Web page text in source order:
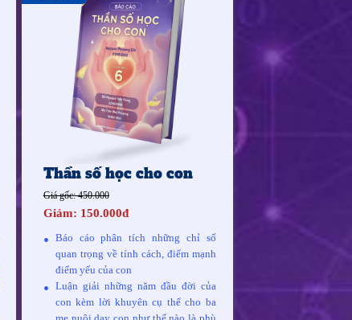
Thần số học cho con
Giá gốc: 450.000
Giảm: 150.000đ
Báo cáo phân tích những chỉ số
quan trọng về tính cách, điểm mạnh
điểm yếu của con
Luận giải những năm đầu đời của
con kèm lời khuyên cụ thể cho ba